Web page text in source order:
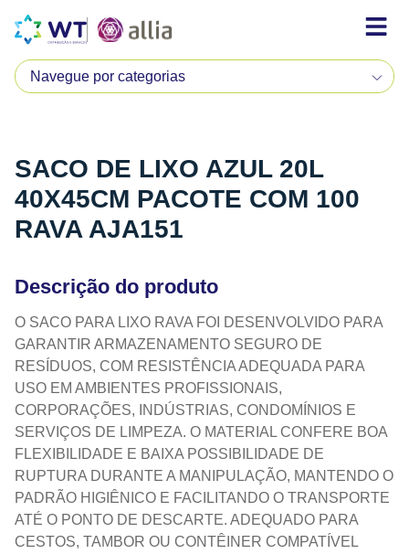
SACO DE LIXO AZUL 20L
40X45CM PACOTE COM 100
RAVA AJA151
Descrição do produto
O SACO PARA LIXO RAVA FOI DESENVOLVIDO PARA
GARANTIR ARMAZENAMENTO SEGURO DE
RESÍDUOS, COM RESISTÊNCIA ADEQUADA PARA
USO EM AMBIENTES PROFISSIONAIS,
CORPORAÇÕES, INDÚSTRIAS, CONDOMÍNIOS E
SERVIÇOS DE LIMPEZA. O MATERIAL CONFERE BOA
FLEXIBILIDADE E BAIXA POSSIBILIDADE DE
RUPTURA DURANTE A MANIPULAÇÃO, MANTENDO O
PADRÃO HIGIÊNICO E FACILITANDO O TRANSPORTE
ATÉ O PONTO DE DESCARTE. ADEQUADO PARA
CESTOS, TAMBOR OU CONTÊINER COMPATÍVEL